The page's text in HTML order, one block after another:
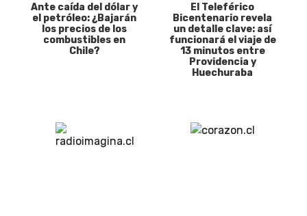
Ante caída del dólar y
el petróleo: ¿Bajarán
los precios de los
combustibles en
Chile?
El Teleférico
Bicentenario revela
un detalle clave: así
funcionará el viaje de
13 minutos entre
Providencia y
Huechuraba